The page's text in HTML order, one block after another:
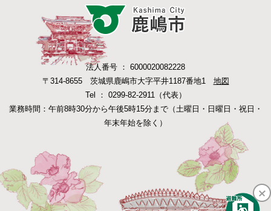
法人番号 ： 6000020082228
〒314-8655 茨城県鹿嶋市大字平井1187番地1 地図
Tel ： 0299-82-2911（代表）
業務時間：午前8時30分から午後5時15分まで（土曜日・日曜日・祝日・
年末年始を除く）